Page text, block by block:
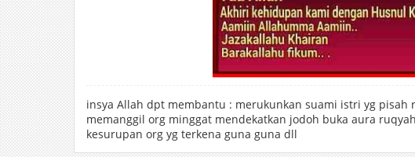
insya Allah dpt membantu : merukunkan suami istri yg pisah
memanggil org minggat mendekatkan jodoh buka aura
kesurupan org yg terkena guna guna dll